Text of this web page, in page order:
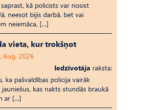
kā policists var nosist
neesot bijis darbā, bet vai
neiemāca, […]
vieta, kur trokšņot
Aug, 2026
Iedzīvotāja raksta:
ka pašvaldības policija vairāk
kas nakts stundās braukā
ar […]